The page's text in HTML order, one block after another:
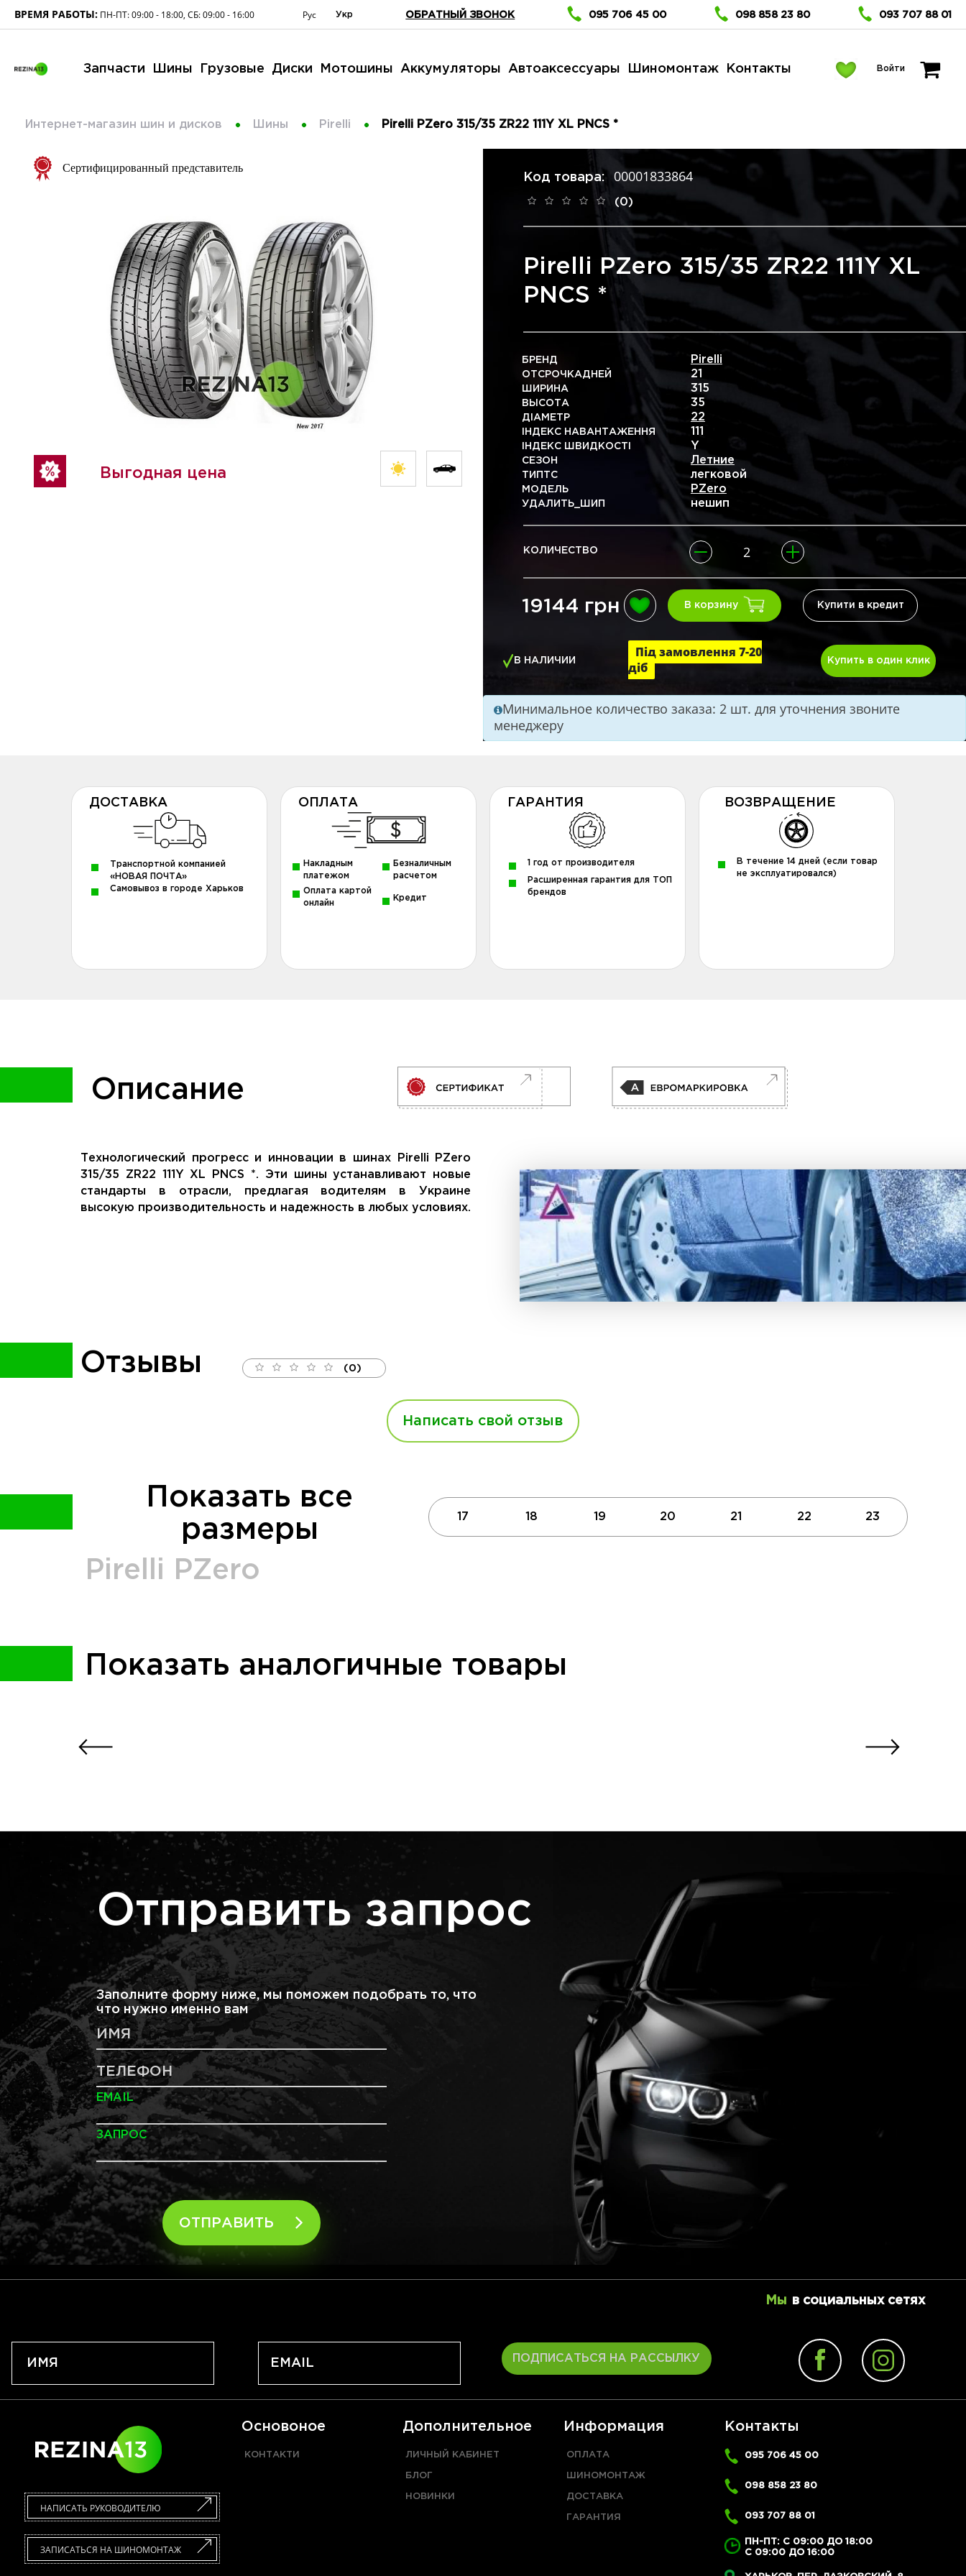
ВРЕМЯ РАБОТЫ: ПН-ПТ: 09:00 - 18:00, СБ: 09:00 - 16:00 Рус Укр ОБРАТНЫЙ ЗВОНОК 095 706 45 00 098 858 23 80 093 707 88 01
Запчасти Шины Грузовые Диски Мотошины Аккумуляторы Автоаксессуары Шиномонтаж Контакты Войти
Интернет-магазин шин и дисков Шины Pirelli Pirelli PZero 315/35 ZR22 111Y XL PNCS *
Сертифицированный представитель
Выгодная цена
Код товара: 00001833864
(0)
Pirelli PZero 315/35 ZR22 111Y XL
PNCS *
БРЕНД Pirelli
ОТСРОЧКАДНЕЙ 21
ШИРИНА 315
ВЫСОТА 35
ДІАМЕТР 22
ІНДЕКС НАВАНТАЖЕННЯ 111
ІНДЕКС ШВИДКОСТІ Y
СЕЗОН Летние
ТИПТС легковой
МОДЕЛЬ PZero
УДАЛИТЬ_ШИП нешип
КОЛИЧЕСТВО
19144 грн В корзину Купити в кредит
Під замовлення 7-20
діб
Купить в один клик
В НАЛИЧИИ
Минимальное количество заказа: 2 шт. для уточнения звоните
менеджеру
ДОСТАВКА
Транспортной компанией
«НОВАЯ ПОЧТА»
Самовывоз в городе Харьков
ОПЛАТА
Накладным
платежом
Безналичным
расчетом
Оплата картой
онлайн
Кредит
ГАРАНТИЯ
1 год от производителя
Расширенная гарантия для ТОП
брендов
ВОЗВРАЩЕНИЕ
В течение 14 дней (если товар
не эксплуатировался)
Описание
Технологический прогресс и инновации в шинах Pirelli PZero
315/35 ZR22 111Y XL PNCS *. Эти шины устанавливают новые
стандарты в отрасли, предлагая водителям в Украине
высокую производительность и надежность в любых условиях.
Отзывы (0)
Написать свой отзыв
Показать все
размеры
Pirelli PZero
17 18 19 20 21 22 23
Показать аналогичные товары
Отправить запрос
Заполните форму ниже, мы поможем подобрать то, что
что нужно именно вам
ИМЯ
ТЕЛЕФОН
EMAIL
ЗАПРОС
ОТПРАВИТЬ
Мы в социальных сетях
ПОДПИСАТЬСЯ НА РАССЫЛКУ
НАПИСАТЬ РУКОВОДИТЕЛЮ
ЗАПИСАТЬСЯ НА ШИНОМОНТАЖ
Основоное
КОНТАКТИ
Дополнительное
ЛИЧНЫЙ КАБИНЕТ
БЛОГ
НОВИНКИ
Информация
ОПЛАТА
ШИНОМОНТАЖ
ДОСТАВКА
ГАРАНТИЯ
Контакты
095 706 45 00
098 858 23 80
093 707 88 01
ПН-ПТ: С 09:00 ДО 18:00
С 09:00 ДО 16:00